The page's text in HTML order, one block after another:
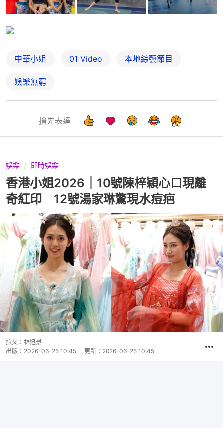
中華小姐 01 Video 本地綜藝節目
娛樂無窮
搶先表達
娛樂 即時娛樂
香港小姐2026｜10號陳梓穎心口現離
奇紅印 12號湯家琳驚現水痘疤
撰文： 林迅景
出版： 2026-06-25 10:45 更新： 2026-06-25 10:45